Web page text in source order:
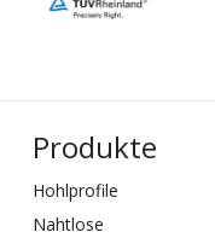
Produkte
Hohlprofile
Nahtlose